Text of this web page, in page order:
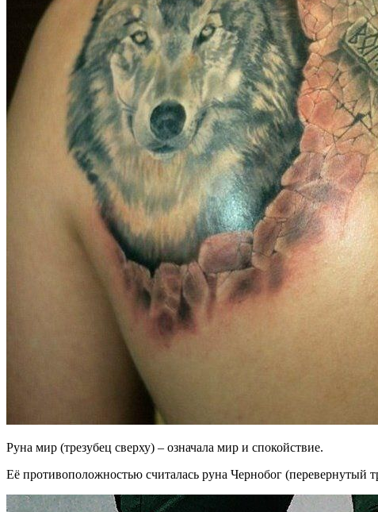
Руна мир (трезубец сверху) – означала мир и спокойствие.
Её противоположностью считалась руна Чернобог (перевернутый